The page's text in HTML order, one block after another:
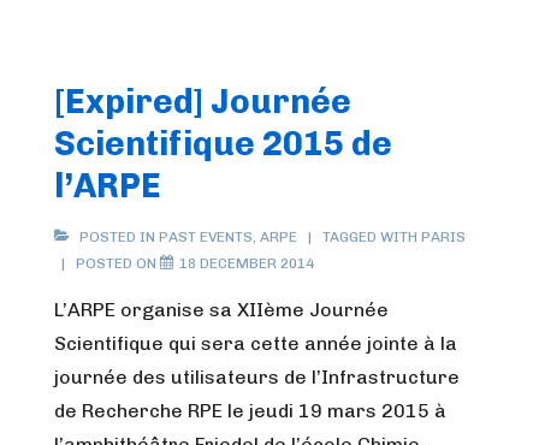
[Expired] Journée
Scientifique 2015 de
l’ARPE
POSTED IN PAST EVENTS, ARPE TAGGED WITH PARIS
POSTED ON
18 DECEMBER 2014
L’ARPE organise sa XIIème Journée
Scientifique qui sera cette année jointe à la
journée des utilisateurs de l’Infrastructure
de Recherche RPE le jeudi 19 mars 2015 à